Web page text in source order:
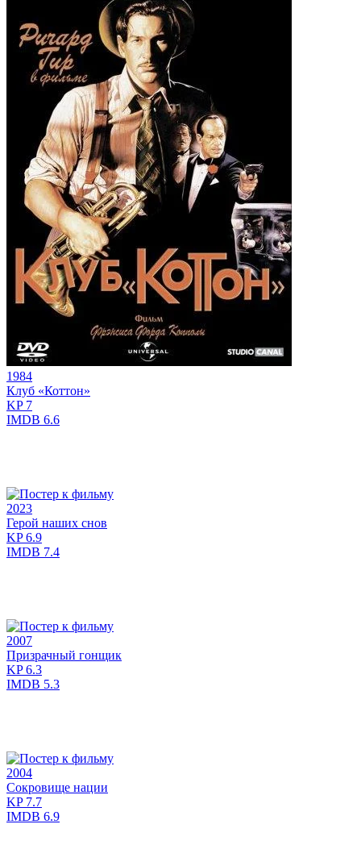
1984
Клуб «Коттон»
KP7
IMDB 6.6
2023
Герой наших снов
KP6.9
IMDB 7.4
2007
Призрачный гонщик
KP6.3
IMDB 5.3
2004
Сокровище нации
KP7.7
IMDB 6.9